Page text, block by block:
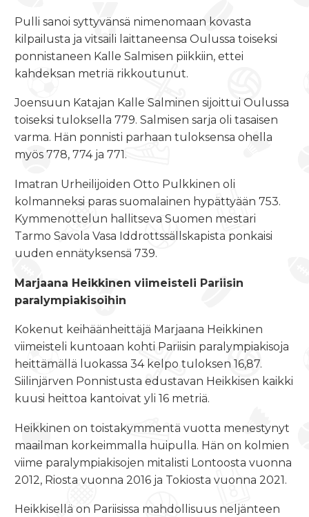
Pulli sanoi syttyvänsä nimenomaan kovasta
kilpailusta ja vitsaili laittaneensa Oulussa toiseksi
ponnistaneen Kalle Salmisen piikkiin, ettei
kahdeksan metriä rikkoutunut.
Joensuun Katajan Kalle Salminen sijoittui Oulussa
toiseksi tuloksella 779. Salmisen sarja oli tasaisen
varma. Hän ponnisti parhaan tuloksensa ohella
myös 778, 774 ja 771.
Imatran Urheilijoiden Otto Pulkkinen oli
kolmanneksi paras suomalainen hypättyään 753.
Kymmenottelun hallitseva Suomen mestari
Tarmo Savola Vasa Iddrottssällskapista ponkaisi
uuden ennätyksensä 739.
Marjaana Heikkinen viimeisteli Pariisin
paralympiakisoihin
Kokenut keihäänheittäjä Marjaana Heikkinen
viimeisteli kuntoaan kohti Pariisin paralympiakisoja
heittämällä luokassa 34 kelpo tuloksen 16,87.
Siilinjärven Ponnistusta edustavan Heikkisen kaikki
kuusi heittoa kantoivat yli 16 metriä.
Heikkinen on toistakymmentä vuotta menestynyt
maailman korkeimmalla huipulla. Hän on kolmien
viime paralympiakisojen mitalisti Lontoosta vuonna
2012, Riosta vuonna 2016 ja Tokiosta vuonna 2021.
Heikkisellä on Pariisissa mahdollisuus neljänteen